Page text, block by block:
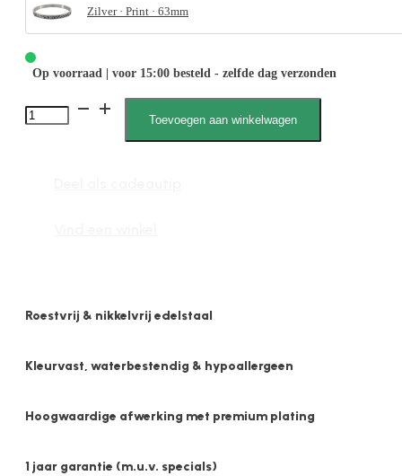
Zilver · Print · 63mm
Op voorraad | voor 15:00 besteld - zelfde dag verzonden
Lieke
Toevoegen aan winkelwagen
Roestvrij & nikkelvrij edelstaal
Kleurvast, waterbestendig & hypoallergeen
Hoogwaardige afwerking met premium plating
1 jaar garantie (m.u.v. specials)